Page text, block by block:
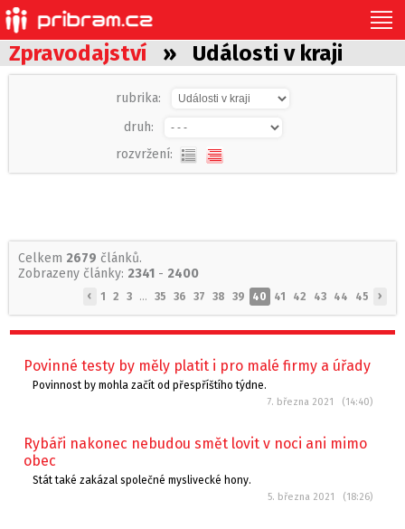
Zpravodajství » Události v kraji
rubrika:
druh:
rozvržení:
Celkem 2679 článků.
Zobrazeny články: 2341 - 2400
‹ 1 2 3 ... 35 36 37 38 39 40 41 42 43 44 45 ›
Povinné testy by měly platit i pro malé firmy a úřady
Povinnost by mohla začít od přespříštího týdne.
7. března 2021 (14:40)
Rybáři nakonec nebudou smět lovit v noci ani mimo
obec
Stát také zakázal společné myslivecké hony.
5. března 2021 (18:26)